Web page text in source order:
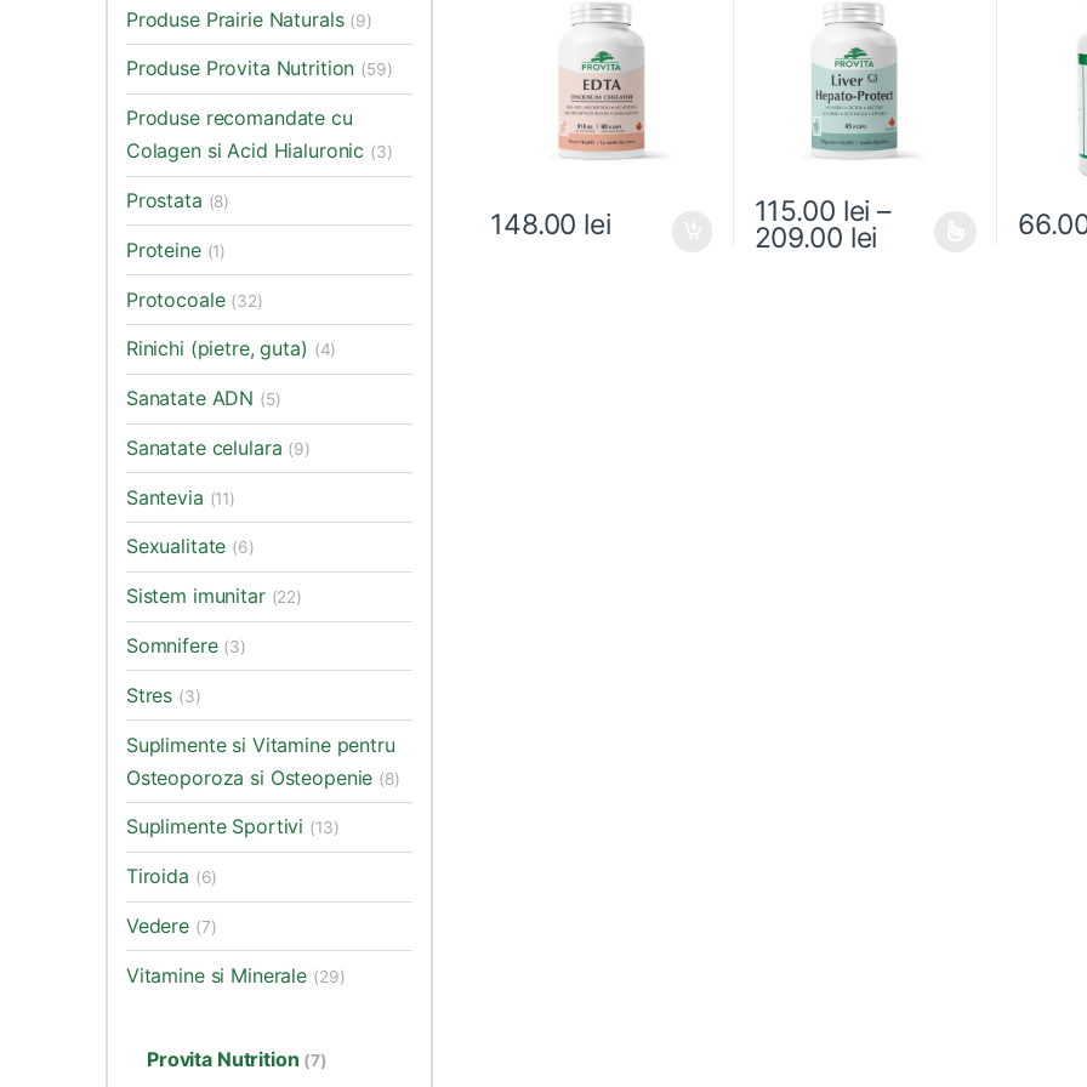
148.00 lei 115.00 lei –
209.00 lei Interval de
Acest produs are mai multe variații.
Produse Prairie Naturals (9)
Produse Provita Nutrition (59)
Produse recomandate cu
Colagen si Acid Hialuronic (3)
Prostata (8)
Proteine (1)
Protocoale (32)
Rinichi (pietre, guta) (4)
Sanatate ADN (5)
Sanatate celulara (9)
Santevia (11)
Sexualitate (6)
Sistem imunitar (22)
Somnifere (3)
Stres (3)
Suplimente si Vitamine pentru
Osteoporoza si Osteopenie (8)
Suplimente Sportivi (13)
Tiroida (6)
Vedere (7)
Vitamine si Minerale (29)
Provita Nutrition (7)